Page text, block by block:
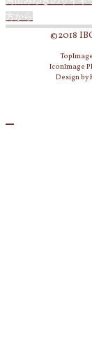
方から
©2018
IconImage
Design by